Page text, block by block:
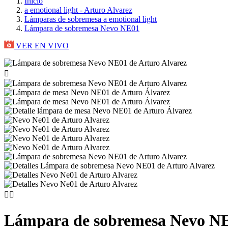
a emotional light - Arturo Alvarez
Lámparas de sobremesa a emotional light
Lámpara de sobremesa Nevo NE01
VER EN VIVO

 
Lámpara de sobremesa Nevo